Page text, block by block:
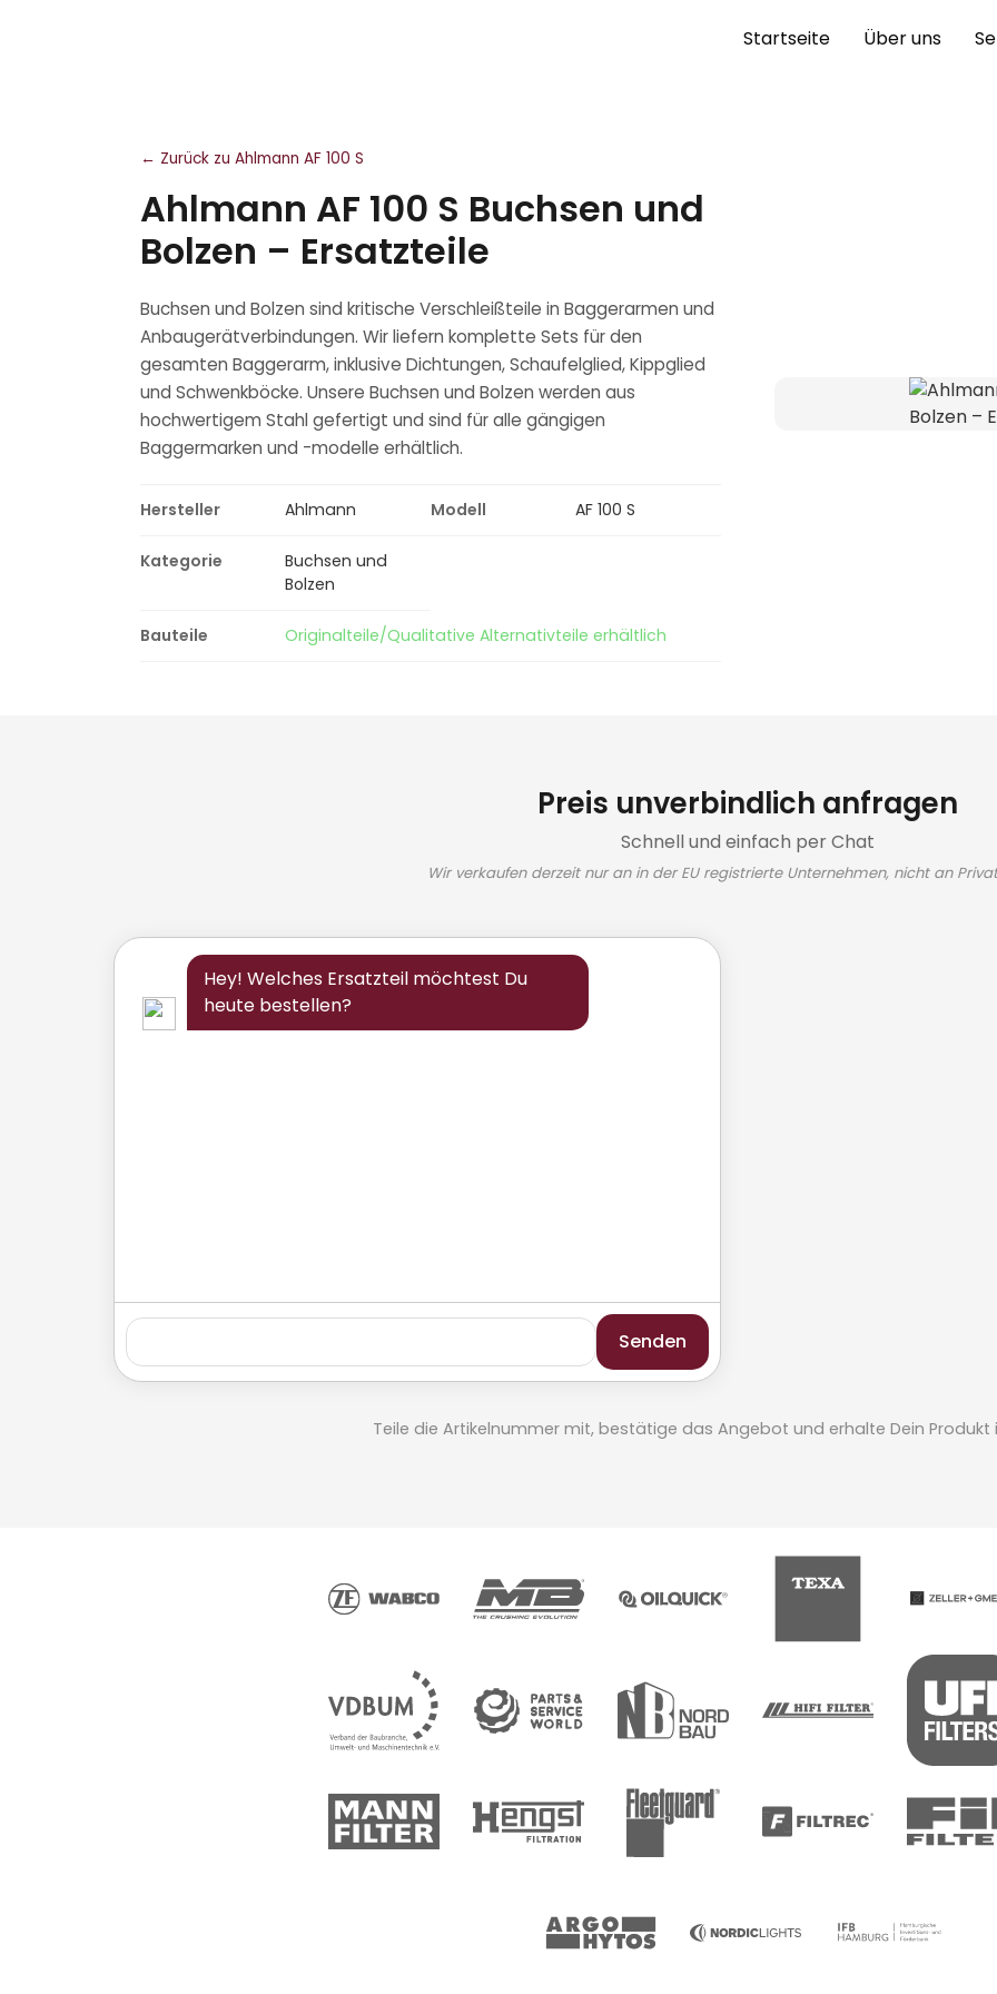
Startseite Über uns
← Zurück zu Ahlmann AF 100 S
Ahlmann AF 100 S Buchsen und
Bolzen – Ersatzteile
Buchsen und Bolzen sind kritische Verschleißteile in Baggerarmen und
Anbaugerätverbindungen. Wir liefern komplette Sets für den
gesamten Baggerarm, inklusive Dichtungen, Schaufelglied, Kippglied
und Schwenkböcke. Unsere Buchsen und Bolzen werden aus
hochwertigem Stahl gefertigt und sind für alle gängigen
Baggermarken und -modelle erhältlich.
Hersteller Ahlmann Modell AF 100 S
Kategorie
Buchsen und
Bolzen
Bauteile Originalteile/Qualitative Alternativteile erhältlich
Preis unverbindlich anfragen
Schnell und einfach per Chat
Wir verkaufen derzeit nur an in der EU registrierte Unternehmen, nicht an
Hey! Welches Ersatzteil möchtest Du
heute bestellen?
Senden
Teile die Artikelnummer mit, bestätige das Angebot und erhalte Dein Produkt